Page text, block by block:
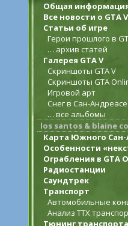
Общая
Все новости о GTA V
Статьи об игре
Герои прошлого в
… архив статей
Галерея GTA V
Скриншоты GTA V
Скриншоты GTA
Игровой арт
Снег в Сан-Андреасе
… все альбомы
los santos & blaine
Карта Южного Сан-
Особенности
Ограбления в GTA
Радиостанции
Саундтрек
Транспорт
Автомобильные
Анализ ТТХ
Тюнинг транспорта